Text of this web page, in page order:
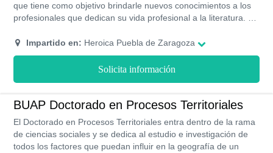
que tiene como objetivo brindarle nuevos conocimientos a los
profesionales que dedican su vida profesional a la literatura. La
tengas habilidades de investigación y de crítica para analizar
con mayor profundidad la literatura hispanoamericana. Este es
un doctorado que se imparte de forma presencial en la BUAP y
que tiene una duración aproximada de 4 años.
Impartido en: Heroica Puebla de Zaragoza
Solicita información
BUAP Doctorado en Procesos Territoriales
El Doctorado en Procesos Territoriales entra dentro de la rama
de ciencias sociales y se dedica al estudio e investigación de
todos los factores que puedan influir en la geografía de un